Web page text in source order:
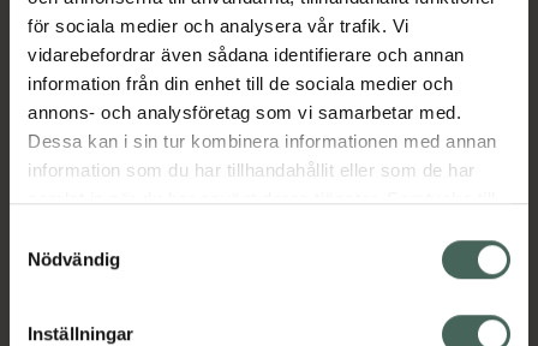
för sociala medier och analysera vår trafik. Vi
vidarebefordrar även sådana identifierare och annan
information från din enhet till de sociala medier och
annons- och analysföretag som vi samarbetar med.
Dessa kan i sin tur kombinera informationen med annan
information som du har tillhandahållit eller som de har
samlat in när du har använt deras tjänster. Samtycke till
återkalla ditt samtycke via webbplatsens
cookieinställningar. Ett återkallat samtycke påverkar inte
lagligheten av behandling som skett innan återkallelsen.
Nödvändig
Inställningar
AnsiktsmistAnsiktsrengöring
Ansiktsvatten och tonerAnsiktsvård
HudvårdKroppsvårdReseförpackningar
Reseförpackningar
Instruktioner Visa